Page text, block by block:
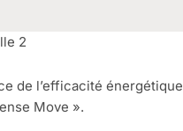
2
de l’efficacité énergétique
Move ».